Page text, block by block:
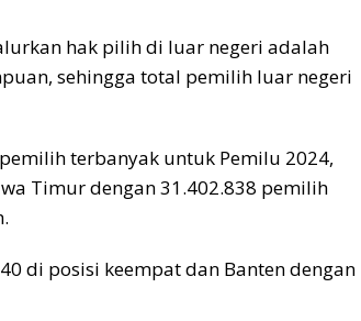
hak pilih di luar negeri adalah
sehingga total pemilih luar negeri
terbanyak untuk Pemilu 2024,
Timur dengan 31.402.838 pemilih
di posisi keempat dan Banten dengan